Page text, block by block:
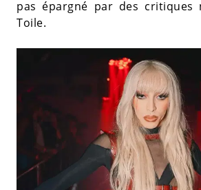
pas épargné par des critiques
Toile.